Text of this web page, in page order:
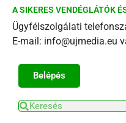
A SIKERES VENDÉGLÁTÓK
Ügyfélszolgálati
E-mail: info@ujmedia.eu
Belépés